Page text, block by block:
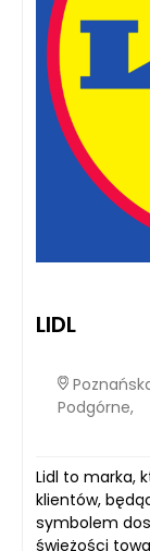
LIDL
Podgórne,
Lidl to marka,
klientów,
symbolem
świeżości